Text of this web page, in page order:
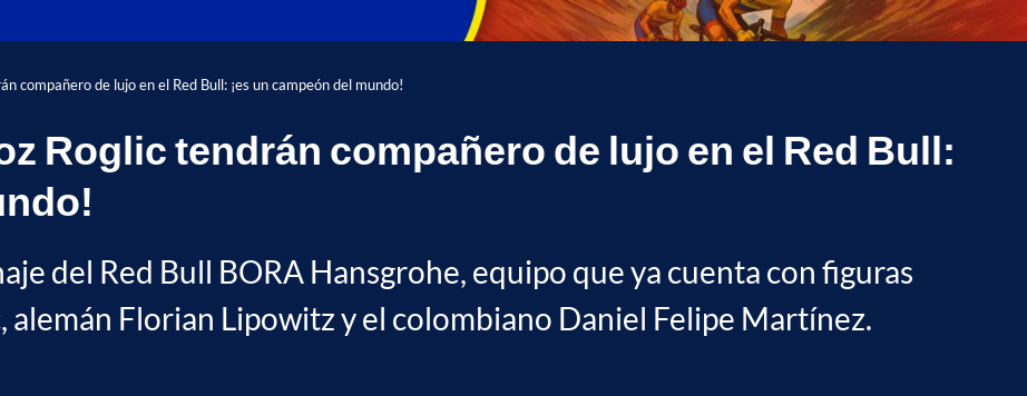
compañero de lujo en el Red Bull: ¡es un campeón del mundo!
Roglic tendrán compañero de lujo en el Red Bull:
del Red Bull BORA Hansgrohe, equipo que ya cuenta con figuras
alemán Florian Lipowitz y el colombiano Daniel Felipe Martínez.